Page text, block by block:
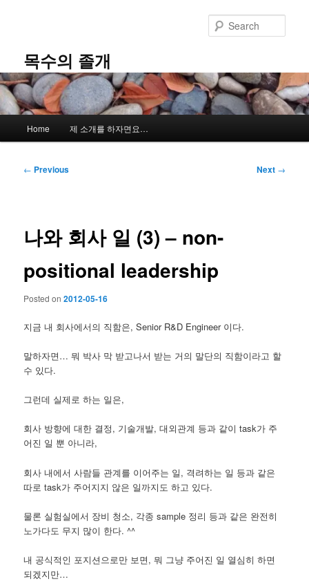
content목수의 졸개
Home 제 소개를 하자면요…
Post
← Previous Next →
나와 회사 일 (3) – non-
positional leadership
Posted on2012-05-16
지금 내 회사에서의 직함은, Senior R&D Engineer 이다.
말하자면… 뭐 박사 막 받고나서 받는 거의 말단의 직함이라고 할
수 있다.
그런데 실제로 하는 일은,
회사 방향에 대한 결정, 기술개발, 대외관계 등과 같이 task가 주
어진 일 뿐 아니라,
회사 내에서 사람들 관계를 이어주는 일, 격려하는 일 등과 같은
따로 task가 주어지지 않은 일까지도 하고 있다.
물론 실험실에서 장비 청소, 각종 sample 정리 등과 같은 완전히
노가다도 무지 많이 한다. ^^
내 공식적인 포지션으로만 보면, 뭐 그냥 주어진 일 열심히 하면
되겠지만…